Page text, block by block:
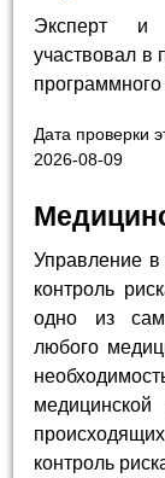
Эксперт и
участвовал в
Дата проверки
2026-08-09
Управление в
контроль
одно из
любого
контроль